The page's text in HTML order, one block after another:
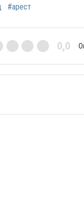
#арест
0,0